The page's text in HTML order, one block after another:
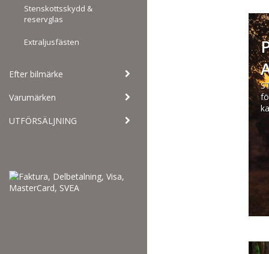
Stenskottsskydd &
reservglas
Extraljusfästen
Efter bilmärke
Varumärken
UTFÖRSÄLJNING